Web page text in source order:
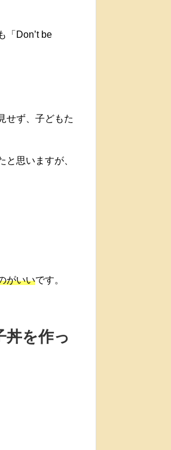
「Don’t be
せず、子どもた
思いますが、
がいいです。
丼を作っ